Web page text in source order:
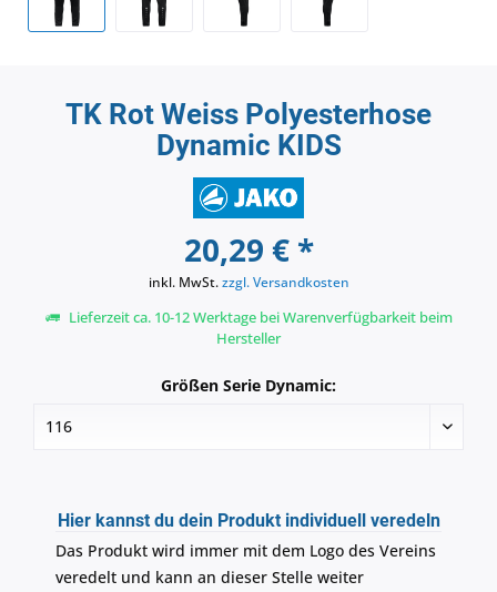
TK Rot Weiss Polyesterhose
Dynamic KIDS
20,29 € *
inkl. MwSt.zzgl. Versandkosten
Lieferzeit ca. 10-12 Werktage bei Warenverfügbarkeit beim
Hersteller
Größen Serie Dynamic:
Hier kannst du dein Produkt individuell veredeln
Das Produkt wird immer mit dem Logo des Vereins
veredelt und kann an dieser Stelle weiter